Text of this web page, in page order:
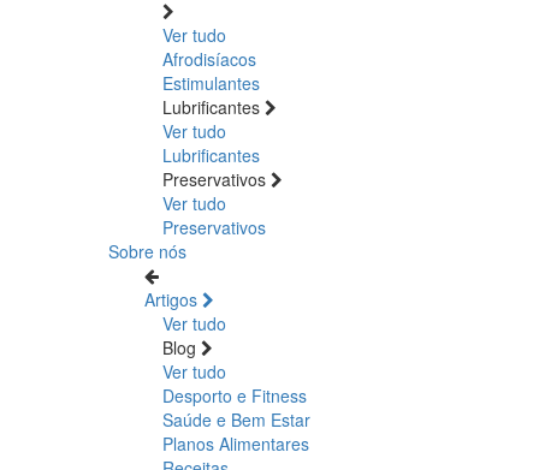
Ver tudo
Afrodisíacos
Estimulantes
Lubrificantes
Ver tudo
Lubrificantes
Preservativos
Ver tudo
Preservativos
Sobre nós
Artigos
Ver tudo
Blog
Ver tudo
Desporto e Fitness
Saúde e Bem Estar
Planos Alimentares